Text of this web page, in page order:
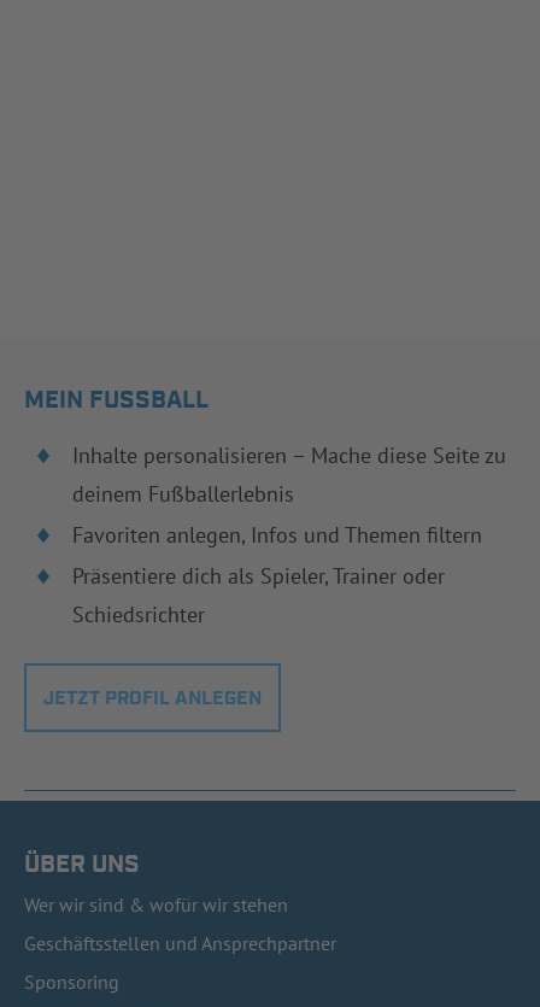
MEIN FUSSBALL
Inhalte personalisieren – Mache diese Seite zu
deinem Fußballerlebnis
Favoriten anlegen, Infos und Themen filtern
Präsentiere dich als Spieler, Trainer oder
Schiedsrichter
JETZT PROFIL ANLEGEN
ÜBER UNS
Wer wir sind & wofür wir stehen
Geschäftsstellen und Ansprechpartner
Sponsoring